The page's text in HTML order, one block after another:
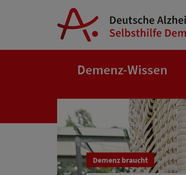
Springe zum Hauptinhalt
Demenz-Wissen
Demenz braucht